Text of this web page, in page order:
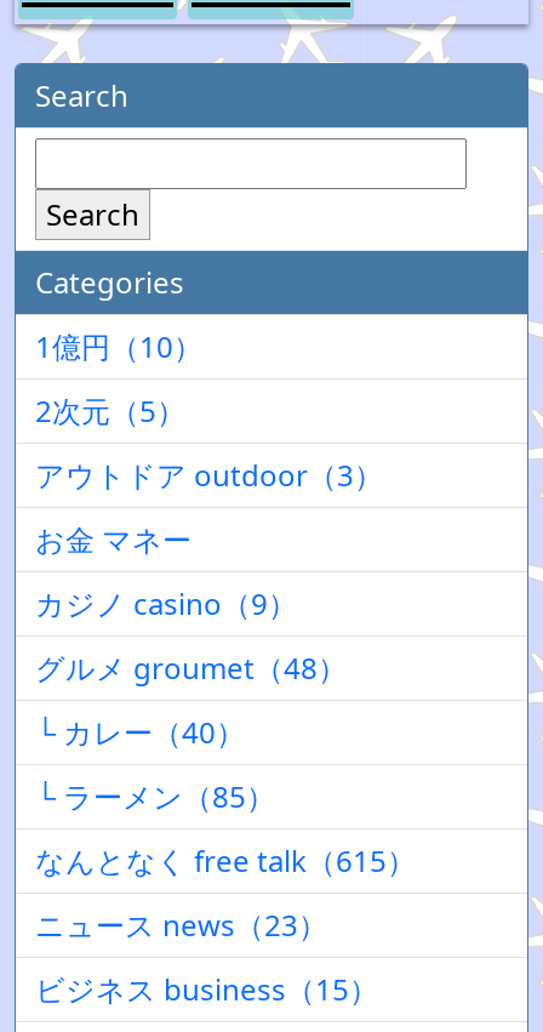
Search
Search
Categories
1億円（10）
2次元（5）
アウトドア outdoor（3）
お金 マネー
カジノ casino（9）
グルメ groumet（48）
└ カレー（40）
└ ラーメン（85）
なんとなく free talk（615）
ニュース news（23）
ビジネス business（15）